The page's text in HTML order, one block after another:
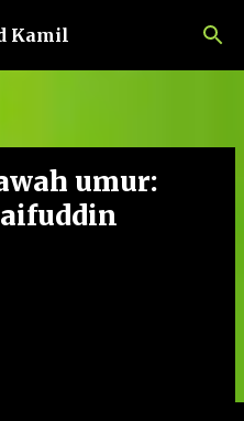
utama
Kamil
umur: